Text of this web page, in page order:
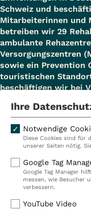
Schweiz und
Mitarbeiterinnen und
betreiben wir 29
ambulante
Versorgungszentren
sowie ein Prevention
touristischen
beschäftigen wir bei
Kliniken
Reha
Prävention
VITREA Deutschland
Ihre
Notwendige
Diese Cookies sind für
unserer Seiten nötig.
Google Tag
Google Tag Manager
messen, wie Besucher
verbessern.
YouTube Video